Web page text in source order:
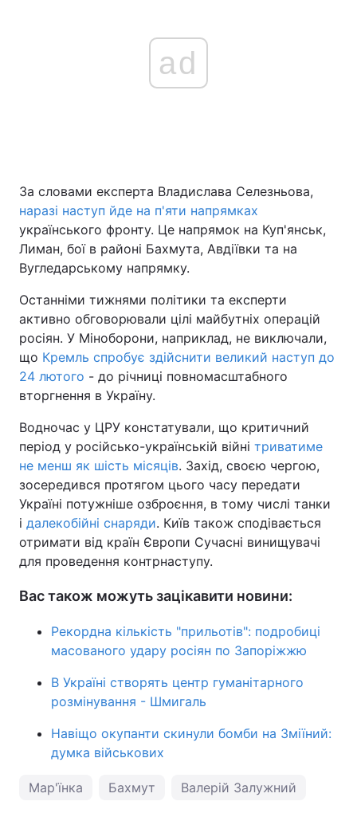
ad
За словами експерта Владислава Селезньова,
наразі наступ йде на п'яти напрямках
українського фронту. Це напрямок на Куп'янськ,
Лиман, бої в районі Бахмута, Авдіївки та на
Вугледарському напрямку.
Останніми тижнями політики та експерти
активно обговорювали цілі майбутніх операцій
росіян. У Міноборони, наприклад, не виключали,
що Кремль спробує здійснити великий наступ до
24 лютого - до річниці повномасштабного
вторгнення в Україну.
Водночас у ЦРУ констатували, що критичний
період у російсько-українській війні триватиме
не менш як шість місяців. Захід, своєю чергою,
зосередився протягом цього часу передати
Україні потужніше озброєння, в тому числі танки
і далекобійні снаряди. Київ також сподівається
отримати від країн Європи Сучасні винищувачі
для проведення контрнаступу.
Вас також можуть зацікавити новини:
Рекордна кількість "прильотів": подробиці
масованого удару росіян по Запоріжжю
В Україні створять центр гуманітарного
розмінування - Шмигаль
Навіщо окупанти скинули бомби на Зміїний:
думка військових
Мар'їнка Бахмут Валерій Залужний